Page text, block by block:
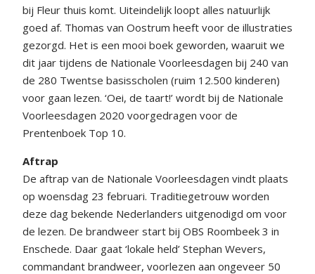
bij Fleur thuis komt. Uiteindelijk loopt alles natuurlijk
goed af. Thomas van Oostrum heeft voor de illustraties
gezorgd. Het is een mooi boek geworden, waaruit we
dit jaar tijdens de Nationale Voorleesdagen bij 240 van
de 280 Twentse basisscholen (ruim 12.500 kinderen)
voor gaan lezen. ‘Oei, de taart!’ wordt bij de Nationale
Voorleesdagen 2020 voorgedragen voor de
Prentenboek Top 10.
Aftrap
De aftrap van de Nationale Voorleesdagen vindt plaats
op woensdag 23 februari. Traditiegetrouw worden
deze dag bekende Nederlanders uitgenodigd om voor
de lezen. De brandweer start bij OBS Roombeek 3 in
Enschede. Daar gaat ‘lokale held’ Stephan Wevers,
commandant brandweer, voorlezen aan ongeveer 50